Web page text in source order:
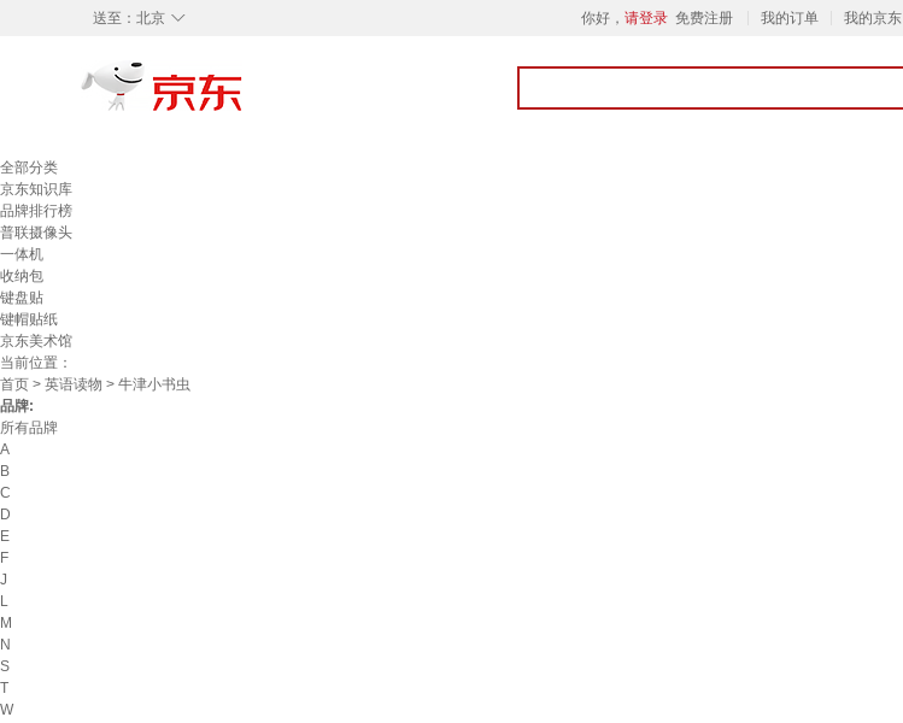
◇
送至： 北京 你好， 请登录 免费注册 我的订单 我的京东
全部分类
京东知识库
品牌排行榜
普联摄像头
一体机
收纳包
键盘贴
键帽贴纸
京东美术馆
当前位置：
首页 > 英语读物 > 牛津小书虫
品牌:
所有品牌
A
B
C
D
E
F
J
L
M
N
S
T
W